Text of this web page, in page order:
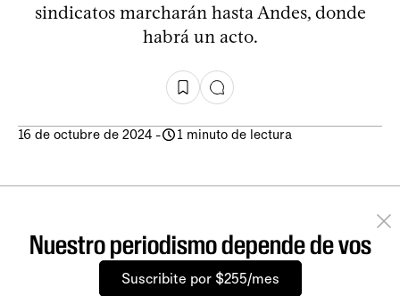
sindicatos marcharán hasta Andes, donde
habrá un acto.
16 de octubre de 2024 - 1 minuto de lectura
Nuestro periodismo depende de vos
Suscribite por $255/mes